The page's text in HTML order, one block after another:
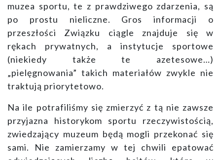
muzea sportu, te z prawdziwego zdarzenia, są
po prostu nieliczne. Gros informacji o
przeszłości Związku ciągle znajduje się w
rękach prywatnych, a instytucje sportowe
(niekiedy także te azetesowe…)
„pielęgnowania” takich materiałów zwykle nie
traktują priorytetowo.
Na ile potrafiliśmy się zmierzyć z tą nie zawsze
przyjazna historykom sportu rzeczywistością,
zwiedzający muzeum będą mogli przekonać się
sami. Nie zamierzamy w tej chwili epatować